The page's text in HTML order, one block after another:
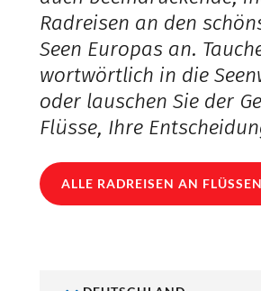
Radreisen an den
Seen Europas an.
wortwörtlich in die
oder lauschen Sie der
Flüsse, Ihre
ALLE RADREISEN AN